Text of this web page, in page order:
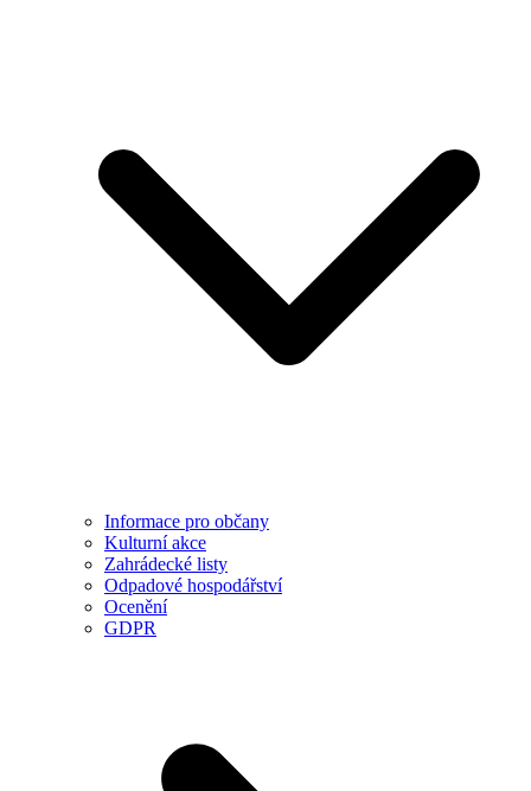
Informace pro občany
Kulturní akce
Zahrádecké listy
Odpadové hospodářství
Ocenění
GDPR